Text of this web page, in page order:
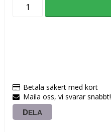
Betala säkert med kort
Maila oss, vi svarar snabbt!
DELA